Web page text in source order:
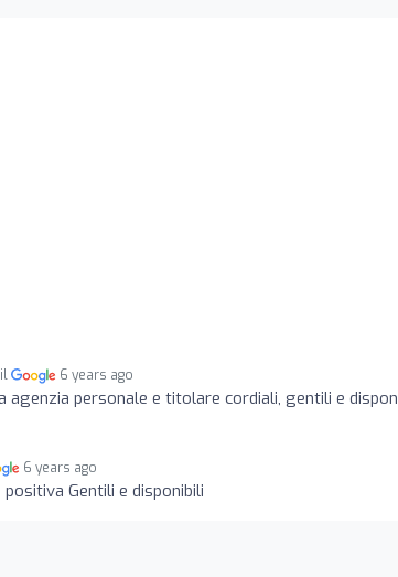
6 years ago
agenzia personale e titolare cordiali, gentili e
6 years ago
Gentili e disponibili